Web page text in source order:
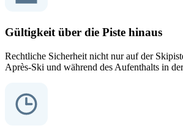
Gültigkeit über die Piste hinaus
Rechtliche Sicherheit nicht nur auf der
Après-Ski und während des Aufenthalts in